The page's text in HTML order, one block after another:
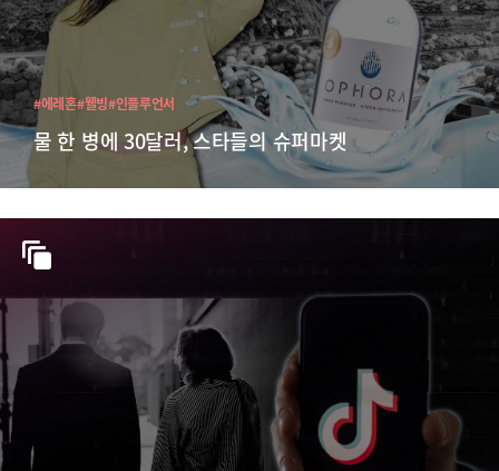
물 한 병에 30달러, 스타들의 슈퍼마켓
#에레혼#웰빙#인플루언서